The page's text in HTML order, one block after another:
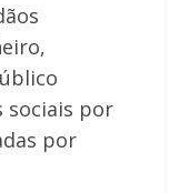
sociais por
por